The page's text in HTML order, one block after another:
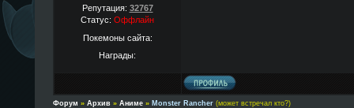
Репутация: 32767
Статус: Оффлайн
Покемоны сайта:
Награды:
Форум » Архив » Аниме » Monster Rancher (может встречал кто?)